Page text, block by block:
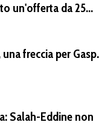
un'offerta da 25
bonus
freccia per Gasp.
Salah-Eddine non